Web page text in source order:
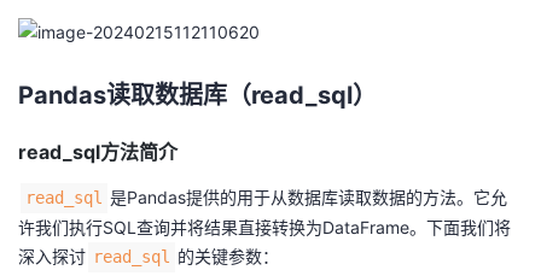
子
直
的
我
Pandas读取数据库（read_sql）
read_sql方法简介
read_sql 是Pandas提供的用于从数据库读取数据的方法。它允
许我们执行SQL查询并将结果直接转换为DataFrame。下面我们将
深入探讨 read_sql 的关键参数：